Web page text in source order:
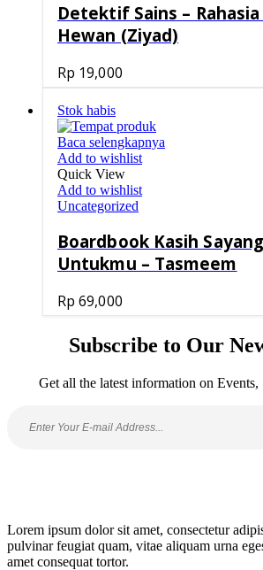
Detektif Sains –
Hewan (Ziyad)
Rp 19,000
Stok habis
Baca selengkapnya
Add to wishlist
Quick View
Add to wishlist
Uncategorized
Boardbook Kasih
Untukmu – Tasmeem
Rp 69,000
Subscribe to Our
Get all the latest information on Events,
Lorem ipsum dolor sit amet, consectetur
pulvinar feugiat quam, vitae aliquam urna
amet consequat tortor.